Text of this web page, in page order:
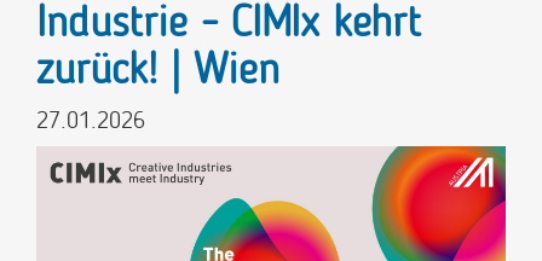
Industrie - CIMIx kehrt
zurück! | Wien
27.01.2026